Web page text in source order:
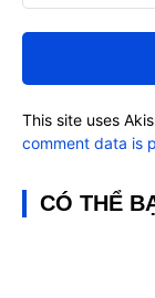
luận:
This site uses
comment data is
CÓ THỂ